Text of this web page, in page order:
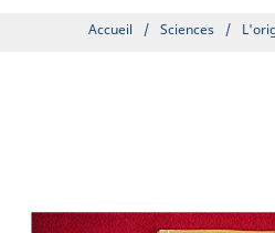
Accueil / Sciences /